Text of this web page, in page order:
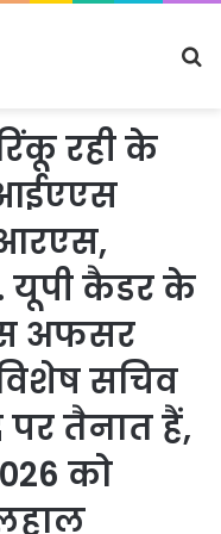
रही के
यूपी कैडर के
अफसर
सचिव
तैनात हैं,
को